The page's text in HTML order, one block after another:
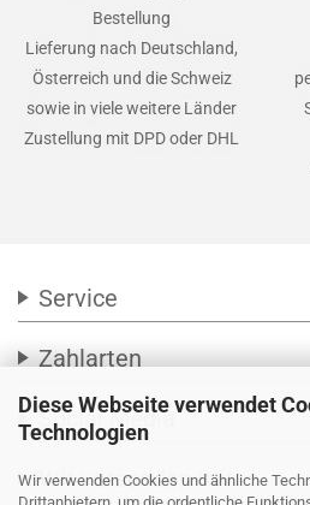
Diese Webseite verwendet
Technologien
Wir verwenden Cookies und ähnliche
Bestellung
Lieferung nach Deutschland,
Österreich und die Schweiz
sowie in viele weitere Länder
Zustellung mit DPD oder DHL
Service
Zahlarten
Social Media
Wir versenden mit